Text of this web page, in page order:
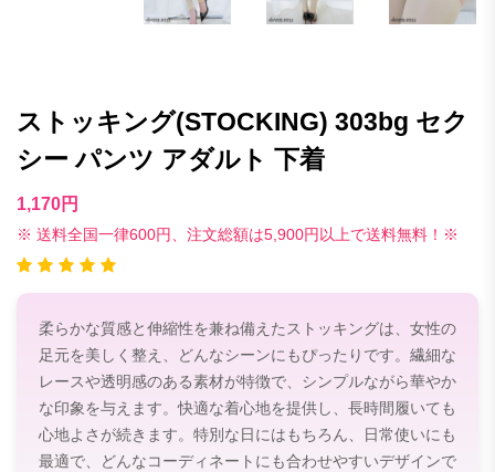
ストッキング(STOCKING) 303bg セク
シー パンツ アダルト 下着
1,170円
※ 送料全国一律600円、注文総額は5,900円以上で送料無料！※
柔らかな質感と伸縮性を兼ね備えたストッキングは、女性の
足元を美しく整え、どんなシーンにもぴったりです。繊細な
レースや透明感のある素材が特徴で、シンプルながら華やか
な印象を与えます。快適な着心地を提供し、長時間履いても
心地よさが続きます。特別な日にはもちろん、日常使いにも
最適で、どんなコーディネートにも合わせやすいデザインで